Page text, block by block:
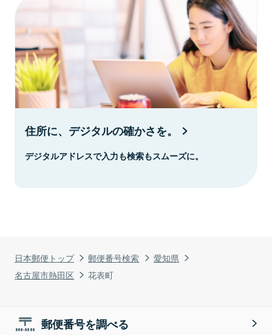
日本郵便トップ 郵便番号検索
愛知県
名古屋市熱田区
花表町
住所に、デジタルの確かさを。
デジタルアドレスで入力も検索もスムーズに。
郵便番号を調べる